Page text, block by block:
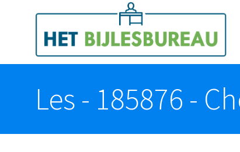
Overslaan en naar de algemene inhoud gaan
Toggle menu
Les - 185876 -